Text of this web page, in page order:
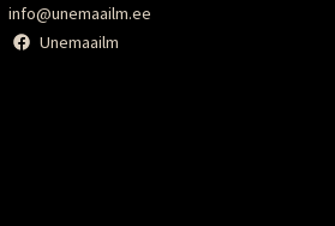
info@unemaailm.ee
Unemaailm